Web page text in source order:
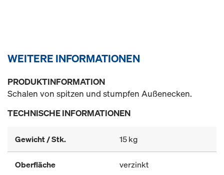
WEITERE INFORMATIONEN
PRODUKTINFORMATION
Schalen von spitzen und stumpfen Außenecken.
TECHNISCHE INFORMATIONEN
Gewicht / Stk. 15 kg
Oberfläche verzinkt